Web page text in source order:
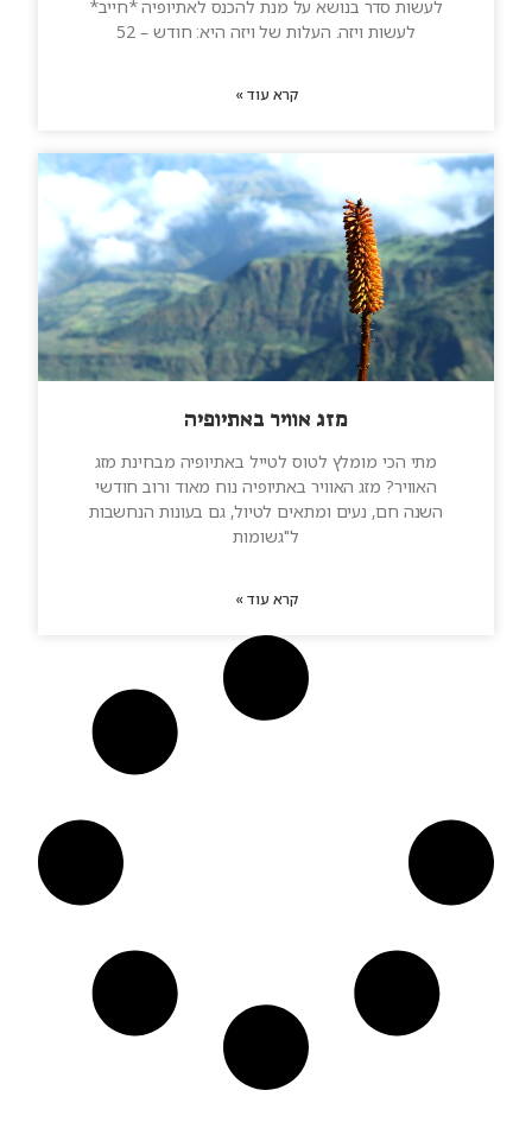
לעשות סדר בנושא על מנת להכנס לאתיופיה *חייב*
לעשות ויזה. העלות של ויזה היא: חודש – 52
קרא עוד »
מזג אוויר באתיופיה
מתי הכי מומלץ לטוס לטייל באתיופיה מבחינת מזג
האוויר? מזג האוויר באתיופיה נוח מאוד ורוב חודשי
השנה חם, נעים ומתאים לטיול, גם בעונות הנחשבות
ל"גשומות
קרא עוד »